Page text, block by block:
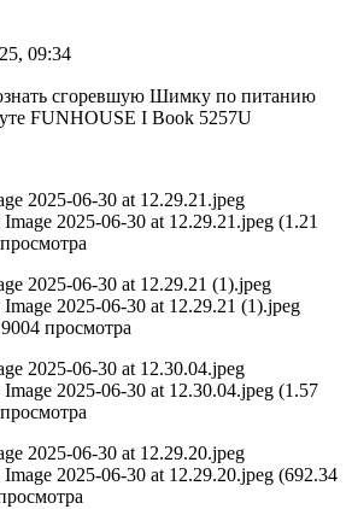
09:34
сгоревшую Шимку по питанию
FUNHOUSE I Book 5257U
2025-06-30 at 12.29.21.jpeg (1.21
2025-06-30 at 12.29.21 (1).jpeg
просмотра
2025-06-30 at 12.30.04.jpeg (1.57
2025-06-30 at 12.29.20.jpeg (692.34